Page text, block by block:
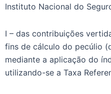
Instituto Nacional do
I – das contribuições
fins de cálculo do pecúlio
mediante a aplicação do
utilizando-se a Taxa